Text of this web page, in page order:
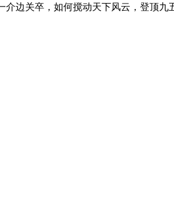
边关卒，如何搅动天下风云，登顶九